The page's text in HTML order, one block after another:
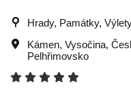
Hrady, Památky,
Kámen, Vysočina,
Pelhřimovsko